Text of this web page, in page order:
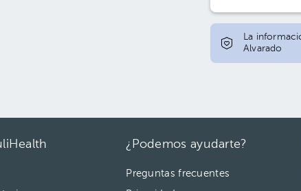
La
Alvarado
¿Podemos ayudarte?
Preguntas frecuentes